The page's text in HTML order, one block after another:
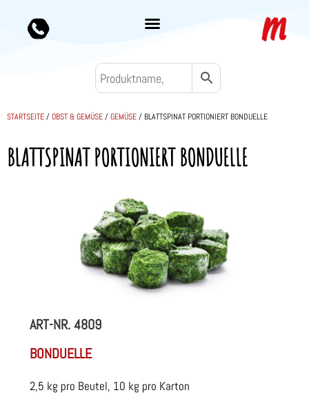
STARTSEITE/OBST & GEMÜSE/GEMÜSE/ BLATTSPINAT PORTIONIERT BONDUELLE
BLATTSPINAT PORTIONIERT BONDUELLE
ART-NR.4809
BONDUELLE
2,5 kg pro Beutel, 10 kg pro Karton